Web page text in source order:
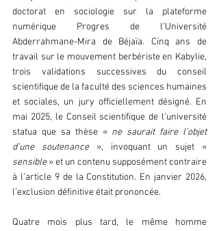
doctorat en sociologie sur la plateforme
numérique Progres de l’Université
Abderrahmane-Mira de Béjaïa. Cinq ans de
travail sur le mouvement berbériste en Kabylie,
trois validations successives du conseil
scientifique de la faculté des sciences humaines
et sociales, un jury officiellement désigné. En
mai 2025, le Conseil scientifique de l’université
statua que sa thèse « ne saurait faire l’objet
d’une soutenance
sensible » et un contenu supposément contraire
à l’article 9 de la Constitution. En janvier 2026,
l’exclusion définitive était prononcée.
Quatre mois plus tard, le même homme